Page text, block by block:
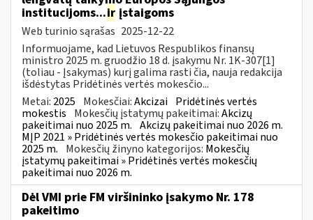
institucijoms...ir įstaigoms
Web turinio sąrašas 2025-12-22
Informuojame, kad Lietuvos Respublikos finansų
ministro 2025 m. gruodžio 18 d. įsakymu Nr. 1K-307[1]
(toliau - Įsakymas) kurį galima rasti čia, nauja redakcija
išdėstytas Pridėtinės vertės mokesčio...
Metai: 2025 Mokesčiai:Akcizai Pridėtinės vertės
mokestis Mokesčių įstatymų pakeitimai:Akcizų
pakeitimai nuo 2025 m. Akcizų pakeitimai nuo 2026 m.
MĮP 2021 » Pridėtinės vertės mokesčio pakeitimai nuo
2025 m. Mokesčių žinyno kategorijos: Mokesčių
įstatymų pakeitimai » Pridėtinės vertės mokesčių
pakeitimai nuo 2026 m.
Dėl VMI prie FM viršininko įsakymo Nr. 178
pakeitimo